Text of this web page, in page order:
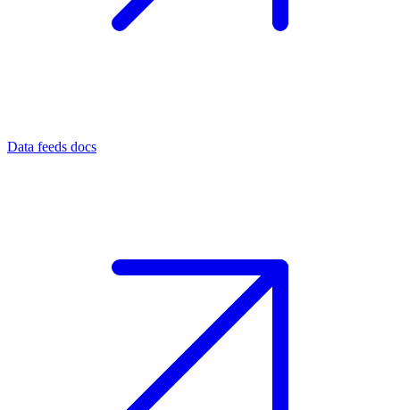
Data feeds docs